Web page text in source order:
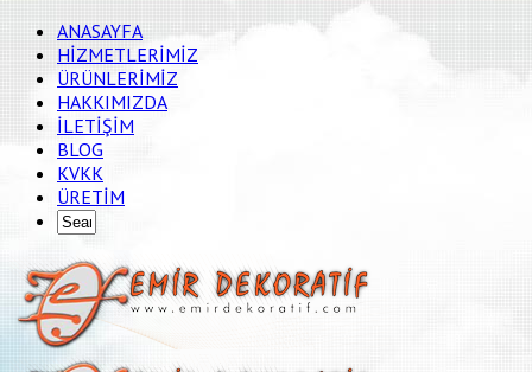
ANASAYFA
HİZMETLERİMİZ
ÜRÜNLERİMİZ
HAKKIMIZDA
İLETİŞİM
BLOG
KVKK
ÜRETİM